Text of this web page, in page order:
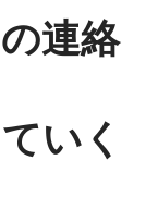
連絡
いく